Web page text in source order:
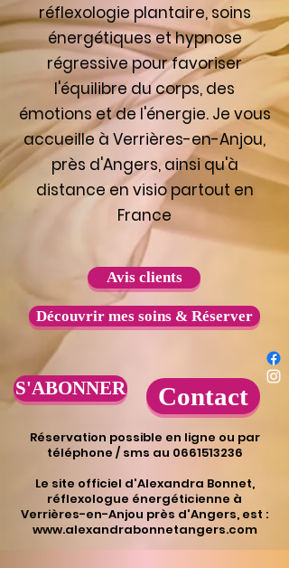
réflexologie plantaire, soins
énergétiques et hypnose
régressive pour favoriser
l'équilibre du corps, des
émotions et de l'énergie. Je vous
accueille à Verrières-en-Anjou,
près d'Angers, ainsi qu'à
distance en visio partout en
France
Avis clients
Découvrir mes soins & Réserver
S'ABONNER Contact
Réservation possible en ligne ou par
téléphone / sms au 0661513236
​Le site officiel d'Alexandra Bonnet,
réflexologue énergéticienne à
Verrières-en-Anjou près d'Angers, est :
www.alexandrabonnetangers.com